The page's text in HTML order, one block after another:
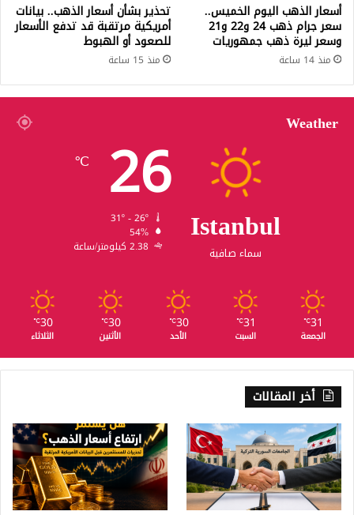
أسعار الذهب اليوم الخميس..
سعر جرام ذهب 24 و22 و21
وسعر ليرة ذهب جمهوريات
منذ 14 ساعة
تحذير بشأن أسعار الذهب.. بيانات
أمريكية مرتقبة قد تدفع الأسعار
للصعود أو الهبوط
منذ 15 ساعة
Weather
Istanbul
سماء صافية
26
℃
54%
2.38 كيلومتر/ساعة
31
℃
الجمعة
31
℃
السبت
30
℃
الأحد
30
℃
الأثنين
30
℃
الثلاثاء
أخر المقالات